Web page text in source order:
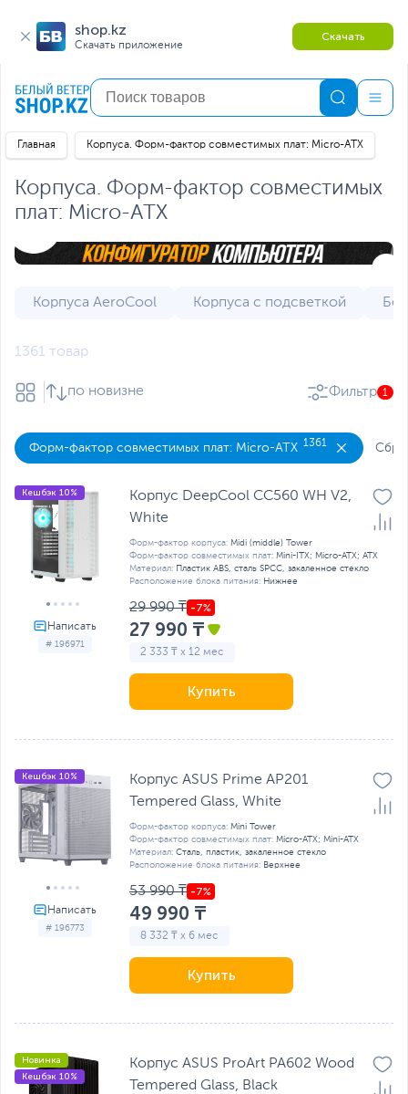
shop.kz
Скачать приложение
Скачать
Главная Корпуса. Форм-фактор совместимых плат: Micro-ATX
Корпуса. Форм-фактор совместимых
плат: Micro-ATX
Корпуса AeroCool Корпуса с подсветкой
1361 товар
по новизне Фильтр 1
Форм-фактор совместимых плат: Micro-ATX 1361
# 196971
Кешбэк 10%
Корпус DeepCool CC560 WH V2,
White
Форм-фактор корпуса: Midi (middle) Tower
Форм-фактор совместимых плат: Mini-ITX; Micro-ATX; ATX
Материал: Пластик ABS, сталь SPCC, закаленное стекло
Расположение блока питания: Нижнее
29 990 ₸
27 990 ₸
2 333 ₸ x 12 мес
Купить
# 196773
Кешбэк 10%
Корпус ASUS Prime AP201
Tempered Glass, White
Форм-фактор корпуса: Mini Tower
Форм-фактор совместимых плат: Micro-ATX; Mini-ATX
Материал: Сталь, пластик, закаленное стекло
Расположение блока питания: Верхнее
53 990 ₸
49 990 ₸
8 332 ₸ x 6 мес
Купить
Новинка
Кешбэк 10%
Корпус ASUS ProArt PA602 Wood
Tempered Glass, Black